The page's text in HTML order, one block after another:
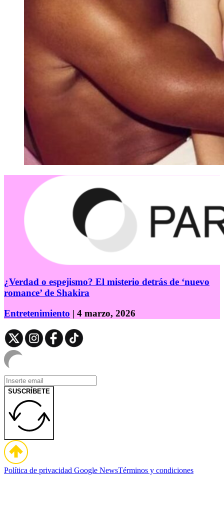
¿Verdad o espejismo? El misterio detrás de ‘nuevo
romance’ de Shakira
Entretenimiento | 4 marzo, 2026
SUSCRÍBETE
Política de privacidad Google NewsTérminos y condiciones